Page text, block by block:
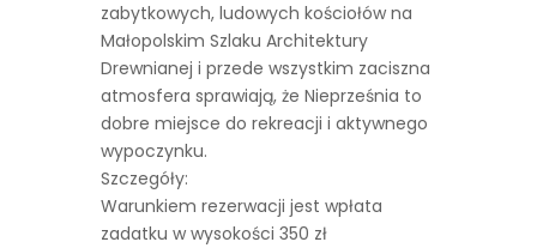
zabytkowych, ludowych kościołów na
Małopolskim Szlaku Architektury
Drewnianej i przede wszystkim zaciszna
atmosfera sprawiają, że Nieprześnia to
dobre miejsce do rekreacji i aktywnego
wypoczynku.
Szczegóły:
Warunkiem rezerwacji jest wpłata
zadatku w wysokości 350 zł